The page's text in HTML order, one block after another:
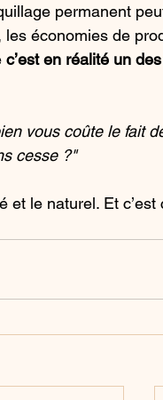
permanent
les économies de
c’est en réalité un
vous coûte le fait
cesse ?"
le naturel. Et c’est